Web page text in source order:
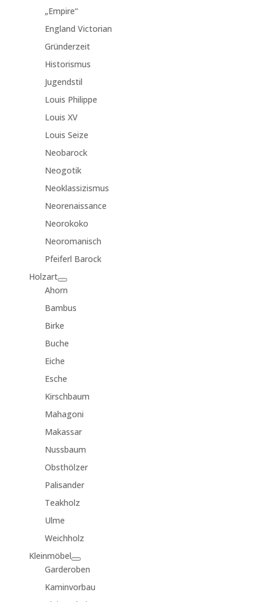
„Empire“
England Victorian
Gründerzeit
Historismus
Jugendstil
Louis Philippe
Louis XV
Louis Seize
Neobarock
Neogotik
Neoklassizismus
Neorenaissance
Neorokoko
Neoromanisch
Pfeiferl Barock
Holzart
Ahorn
Bambus
Birke
Buche
Eiche
Esche
Kirschbaum
Mahagoni
Makassar
Nussbaum
Obsthölzer
Palisander
Teakholz
Ulme
Weichholz
Kleinmöbel
Garderoben
Kaminvorbau